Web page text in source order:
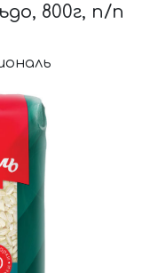
800г, п/п